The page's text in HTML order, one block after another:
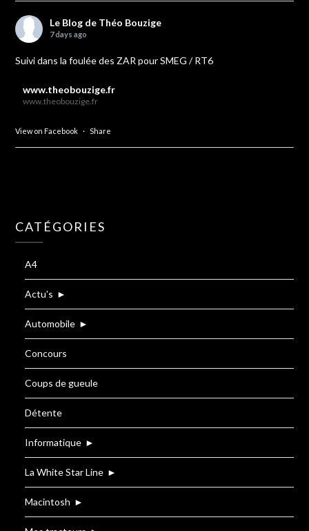
Le Blog de Théo Bouzige
7 days ago
Suivi dans la foulée des ZAR pour SMEG / RT6
www.theobouzige.fr
www.theobouzige.fr
View on Facebook · Share
CATÉGORIES
A4
Actu's ►
Automobile ►
Concours
Coups de gueule
Détente
Informatique ►
La White Star Line ►
Macintosh ►